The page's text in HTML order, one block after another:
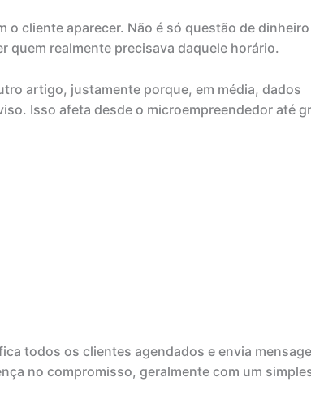
cliente aparecer. Não é só questão de dinheiro
quem realmente precisava daquele horário.
artigo, justamente porque, em média, dados
Isso afeta desde o microempreendedor até
todos os clientes agendados e envia
no compromisso, geralmente com um